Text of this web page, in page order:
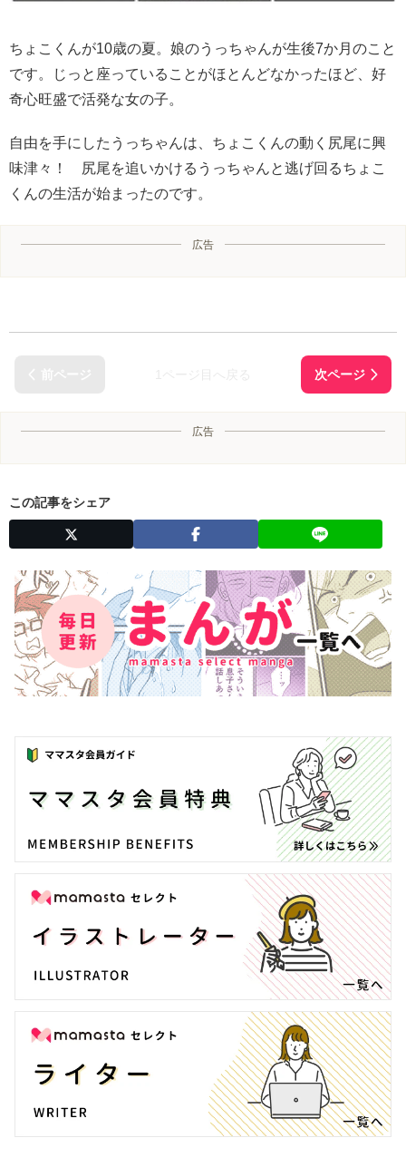
ちょこくんが10歳の夏。娘のうっちゃんが生後7か月のこと
です。じっと座っていることがほとんどなかったほど、好
奇心旺盛で活発な女の子。
自由を手にしたうっちゃんは、ちょこくんの動く尻尾に興
味津々！ 尻尾を追いかけるうっちゃんと逃げ回るちょこ
くんの生活が始まったのです。
広告
広告
この記事をシェア